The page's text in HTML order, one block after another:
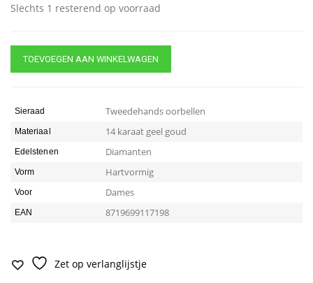
Slechts 1 resterend op voorraad
TOEVOEGEN AAN WINKELWAGEN
Sieraad Tweedehands oorbellen
Materiaal 14 karaat geel goud
Edelstenen Diamanten
Vorm Hartvormig
Voor Dames
EAN 8719699117198
Zet op verlanglijstje